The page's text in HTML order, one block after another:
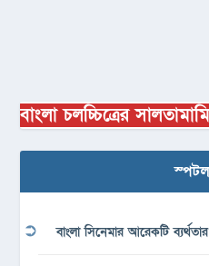
বাংলা চলচ্চিত্রের সালতামামি
বাংলা সিনেমার আরেকটি